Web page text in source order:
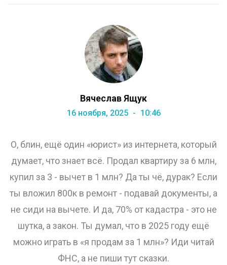
Вячеслав Ящук
16 ноября, 2025 10:46
О, блин, ещё один «юрист» из интернета, который
думает, что знает всё. Продал квартиру за 6 млн,
купил за 3 - вычет в 1 млн? Да ты чё, дурак? Если
ты вложил 800к в ремонт - подавай документы, а
не сиди на вычете. И да, 70% от кадастра - это не
шутка, а закон. Ты думал, что в 2025 году ещё
можно играть в «я продам за 1 млн»? Иди читай
ФНС, а не пиши тут сказки.